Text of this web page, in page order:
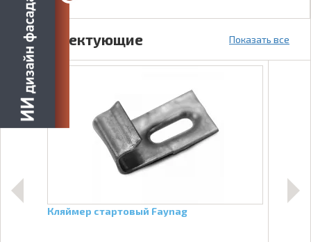
Комплектующие Показать все
Кляймер стартовый Faynag